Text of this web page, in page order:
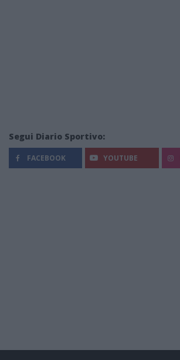
Segui Diario Sportivo:
FACEBOOK YOUTUBE